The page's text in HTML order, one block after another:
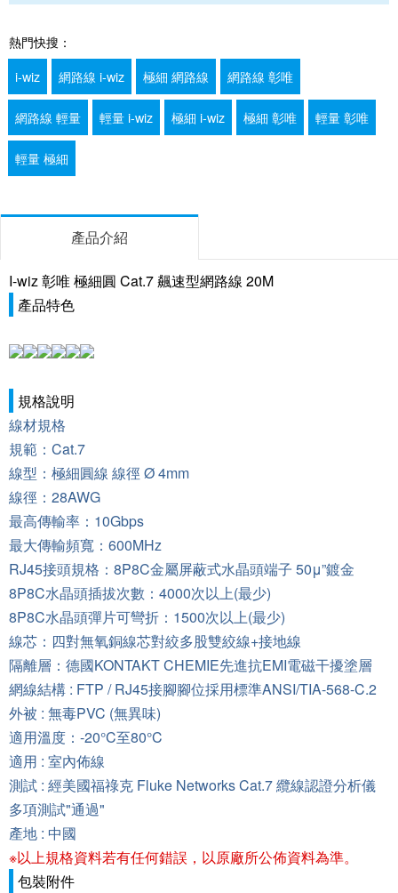
熱門快搜：
i-wiz
網路線 i-wiz 極細 網路線 網路線 彰唯
網路線 輕量 輕量 i-wiz 極細 i-wiz 極細 彰唯 輕量 彰唯
輕量 極細
產品介紹
I-wiz 彰唯 極細圓 Cat.7 飆速型網路線 20M
產品特色
規格說明
線材規格
規範：Cat.7
線型：極細圓線 線徑 Ø 4mm
線徑：28AWG
最高傳輸率：10Gbps
最大傳輸頻寬：600MHz
RJ45接頭規格：8P8C金屬屏蔽式水晶頭端子 50μ”鍍金
8P8C水晶頭插拔次數：4000次以上(最少)
8P8C水晶頭彈片可彎折：1500次以上(最少)
線芯：四對無氧銅線芯對絞多股雙絞線+接地線
隔離層：德國KONTAKT CHEMIE先進抗EMI電磁干擾塗層
網線結構 : FTP / RJ45接腳腳位採用標準ANSI/TIA-568-C.2
外被 : 無毒PVC (無異味)
適用溫度：-20°C至80°C
適用 : 室內佈線
測試 : 經美國福祿克 Fluke Networks Cat.7 纜線認證分析儀
多項測試"通過"
產地 : 中國
※以上規格資料若有任何錯誤，以原廠所公佈資料為準。
包裝附件